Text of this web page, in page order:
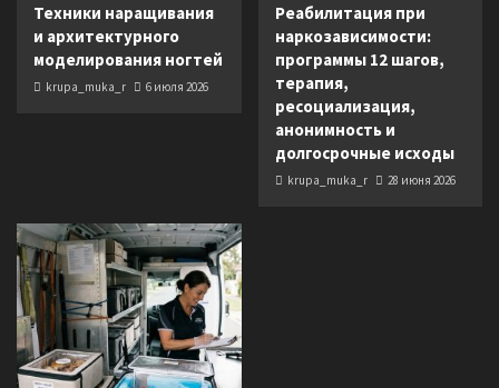
Техники наращивания
и архитектурного
моделирования ногтей
krupa_muka_r 6 июля 2026
Реабилитация при
наркозависимости:
программы 12 шагов,
терапия,
ресоциализация,
анонимность и
долгосрочные исходы
krupa_muka_r 28 июня 2026